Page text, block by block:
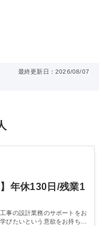
最終更新日：2026/08/07
年休130日/残業1
事の設計業務のサポートをお
びたいという意欲をお持ちの